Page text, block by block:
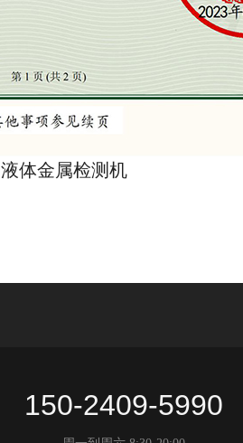
液体金属检测机
150-2409-5990